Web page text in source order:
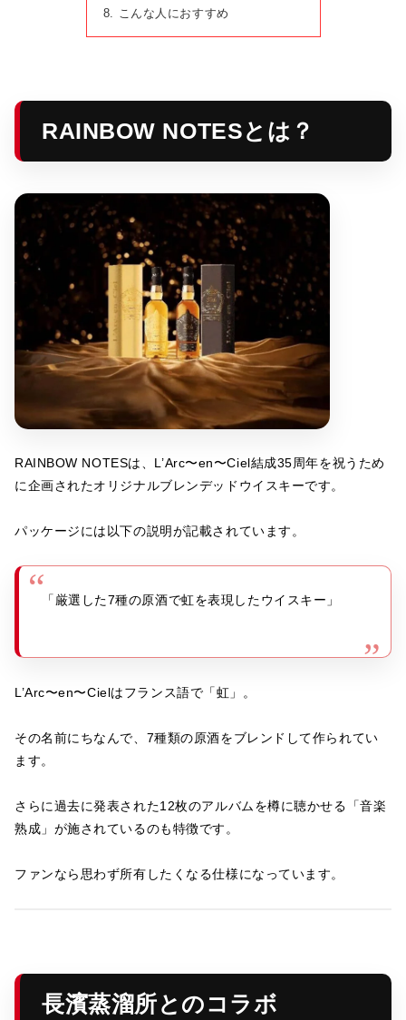
こんな人におすすめ
RAINBOW NOTESとは？
RAINBOW NOTESは、L’Arc〜en〜Ciel結成35周年を祝うため
に企画されたオリジナルブレンデッドウイスキーです。
パッケージには以下の説明が記載されています。
「厳選した7種の原酒で虹を表現したウイスキー」
L’Arc〜en〜Cielはフランス語で「虹」。
その名前にちなんで、7種類の原酒をブレンドして作られてい
ます。
さらに過去に発表された12枚のアルバムを樽に聴かせる「音楽
熟成」が施されているのも特徴です。
ファンなら思わず所有したくなる仕様になっています。
長濱蒸溜所とのコラボ